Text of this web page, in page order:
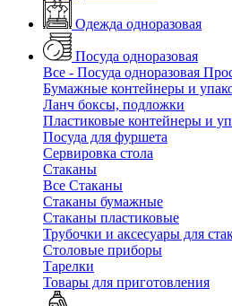
Одежда одноразовая
Посуда одноразовая
Все - Посуда одноразовая
Бумажные контейнеры и
Ланч боксы, подложки
Пластиковые контейнеры и
Посуда для фуршета
Сервировка стола
Стаканы
Все Стаканы
Стаканы бумажные
Стаканы пластиковые
Трубочки и аксесуары для
Столовые приборы
Тарелки
Товары для приготовления